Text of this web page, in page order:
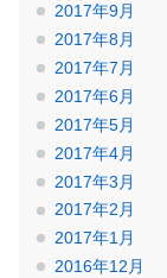
2017年9月
2017年8月
2017年7月
2017年6月
2017年5月
2017年4月
2017年3月
2017年2月
2017年1月
2016年12月